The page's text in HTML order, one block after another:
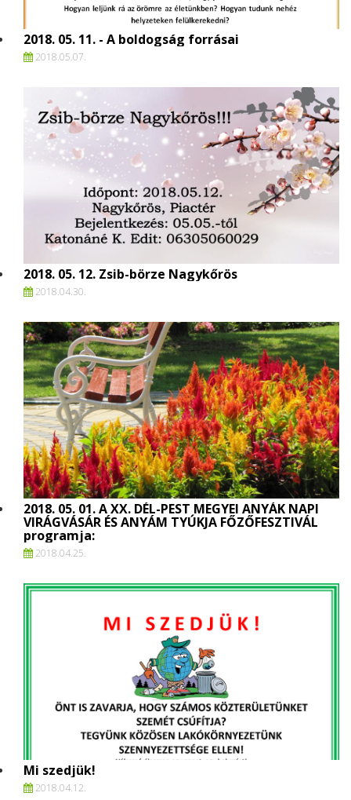
2018. 05. 11. - A boldogság forrásai
2018.05.07.
2018. 05. 12. Zsib-börze Nagykőrös
2018.04.30.
2018. 05. 01. A XX. DÉL-PEST MEGYEI ANYÁK NAPI
VIRÁGVÁSÁR ÉS ANYÁM TYÚKJA FŐZŐFESZTIVÁL
programja:
2018.04.25.
Mi szedjük!
2018.04.12.